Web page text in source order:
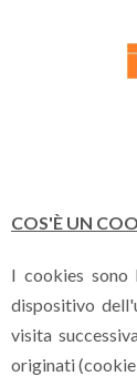
COS'È UN
I cookies sono
dispositivo
visita
originati (cookie